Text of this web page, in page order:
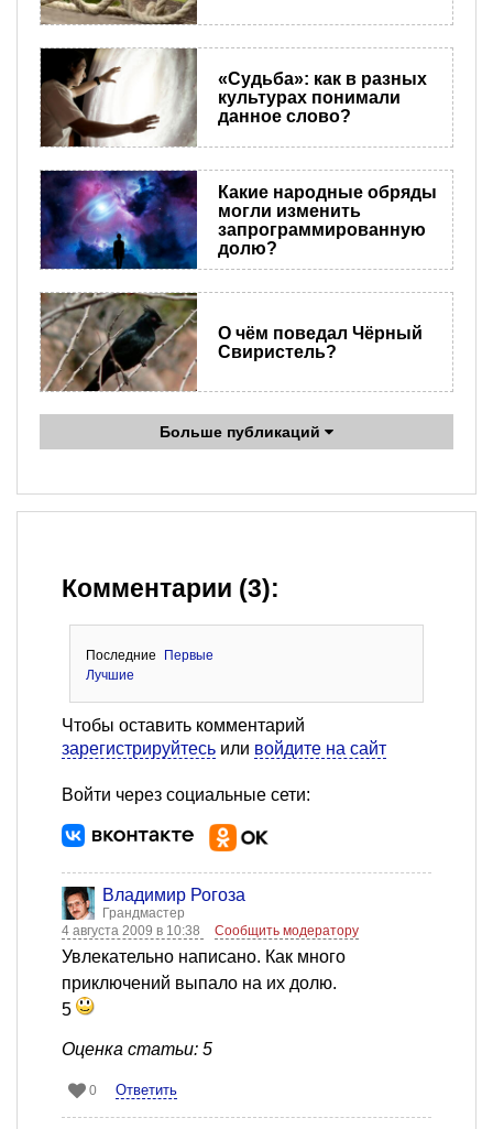
«Судьба»: как в разных
культурах понимали
данное слово?
Какие народные обряды
могли изменить
запрограммированную
долю?
О чём поведал Чёрный
Свиристель?
Больше публикаций
Комментарии (3):
Последние
Первые
Лучшие
Чтобы оставить комментарий
зарегистрируйтесь или войдите на сайт
Войти через социальные сети:
Владимир Рогоза
Грандмастер
4 августа 2009 в 10:38
Сообщить модератору
Увлекательно написано. Как много
приключений выпало на их долю.
5
Оценка статьи: 5
0 Ответить